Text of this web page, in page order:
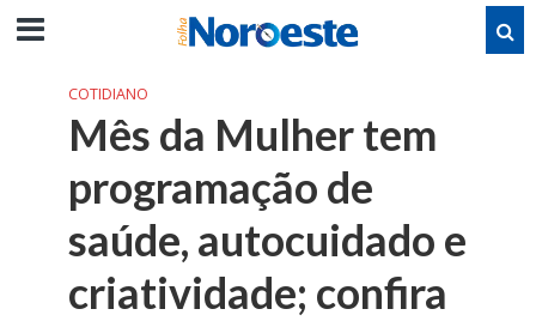
COTIDIANO
Mês da Mulher tem
programação de
saúde, autocuidado e
criatividade; confira